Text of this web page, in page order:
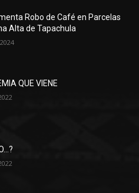
Robo de Café en Parcelas
Alta de Tapachula
QUE VIENE